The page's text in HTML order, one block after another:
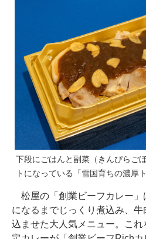
下段にごはんと副菜（きんぴらご
トになっている「雪国育ちの濃厚
松屋の「創業ビーフカレー」
になるまでじっくり煮込み、
込ませた大人気メニュー。こ